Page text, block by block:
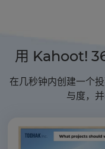
用 Kahoot!
在几秒钟内创建一个
与度，